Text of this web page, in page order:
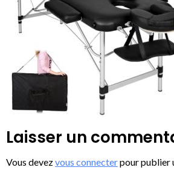
Laisser un
Vous devezvous connecterpour publier